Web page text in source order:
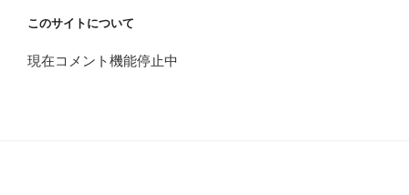
このサイトについて
現在コメント機能停止中